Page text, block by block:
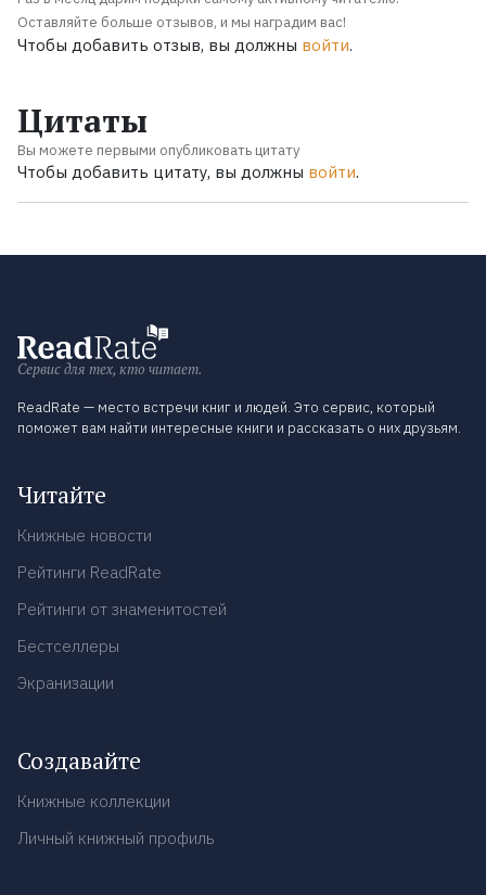
Оставляйте больше отзывов, и мы наградим вас!
Чтобы добавить отзыв, вы должны войти.
Цитаты
Вы можете первыми опубликовать цитату
Чтобы добавить цитату, вы должны войти.
Сервис для тех, кто читает.
ReadRate — место встречи книг и людей. Это сервис, который
поможет вам найти интересные книги и рассказать о них друзьям.
Читайте
Книжные новости
Рейтинги ReadRate
Рейтинги от знаменитостей
Бестселлеры
Экранизации
Создавайте
Книжные коллекции
Личный книжный профиль